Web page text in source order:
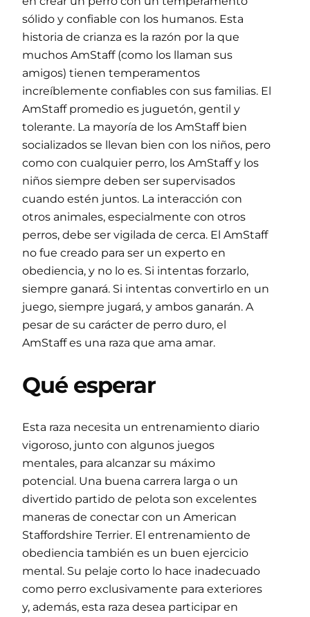
sólido y confiable con los humanos. Esta
historia de crianza es la razón por la que
muchos AmStaff (como los llaman sus
amigos) tienen temperamentos
increíblemente confiables con sus familias. El
AmStaff promedio es juguetón, gentil y
tolerante. La mayoría de los AmStaff bien
socializados se llevan bien con los niños, pero
como con cualquier perro, los AmStaff y los
niños siempre deben ser supervisados ​​
cuando estén juntos. La interacción con
otros animales, especialmente con otros
perros, debe ser vigilada de cerca. El AmStaff
no fue creado para ser un experto en
obediencia, y no lo es. Si intentas forzarlo,
siempre ganará. Si intentas convertirlo en un
juego, siempre jugará, y ambos ganarán. A
pesar de su carácter de perro duro, el
AmStaff es una raza que ama amar.
Qué esperar
Esta raza necesita un entrenamiento diario
vigoroso, junto con algunos juegos
mentales, para alcanzar su máximo
potencial. Una buena carrera larga o un
divertido partido de pelota son excelentes
maneras de conectar con un American
Staffordshire Terrier. El entrenamiento de
obediencia también es un buen ejercicio
mental. Su pelaje corto lo hace inadecuado
como perro exclusivamente para exteriores
y, además, esta raza desea participar en